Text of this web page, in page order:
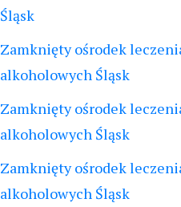
Śląsk
Zamknięty ośrodek
alkoholowych Śląsk
Zamknięty ośrodek
alkoholowych Śląsk
Zamknięty ośrodek
alkoholowych Śląsk